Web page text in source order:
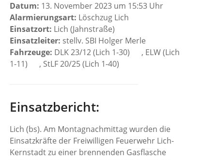
Datum: 13. November 2023 um 15:53 Uhr
Alarmierungsart: Löschzug Lich
Einsatzort: Lich (Jahnstraße)
Einsatzleiter: stellv. SBI Holger Merle
Fahrzeuge: DLK 23/12 (Lich 1-30)
, ELW (Lich
1-11)
, StLF 20/25 (Lich 1-40)
Einsatzbericht:
Lich (bs). Am Montagnachmittag wurden die
Einsatzkräfte der Freiwilligen Feuerwehr Lich-
Kernstadt zu einer brennenden Gasflasche